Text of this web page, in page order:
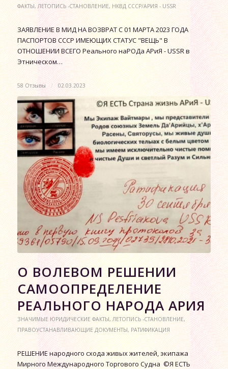
ФАКТЫ,ЛЕТОПИСЬ -СТАНОВЛЕНИЕ,НКВД СССР/АРИЯ - USSR
ЗАЯВЛЕНИЕ В МИД НА ВОЗВРАТ С 01 МАРТА 2023 ГОДА
ПАСПОРТОВ СССР ИМЕЮЩИХ СТАТУС "ВЕЩЬ" В
ОТНОШЕНИИ ВСЕГО Реального наРОДа АРиЯ - USSR в
Этническом…
58 Отзывы / 02.03.2023
О ВОЛЕВОМ РЕШЕНИИ
САМООПРЕДЕЛЕНИЕ
РЕАЛЬНОГО НАРОДА АРИЯ
ЗНАЧИМЫЕ ЮРИДИЧЕСКИЕ ФАКТЫ,ЛЕТОПИСЬ -СТАНОВЛЕНИЕ,
ПРАВОУСТАНАВЛИВАЮЩИЕ ДОКУМЕНТЫ,РАТИФИКАЦИЯ
РЕШЕНИЕ народного схода живых жителей, экипажа
Мирного Международного Торгового Судна ©Я ЕСТЬ